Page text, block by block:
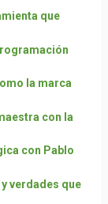
que
la marca
con la
con Pablo
verdades que